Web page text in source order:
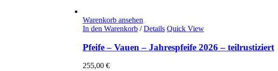
Warenkorb ansehen
In den Warenkorb / Details Quick View
Pfeife – Vauen – Jahrespfeife 2026 – teilrustiziert
255,00 €